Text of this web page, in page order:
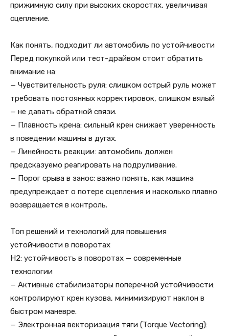
прижимную силу при высоких скоростях, увеличивая
сцепление.
Как понять, подходит ли автомобиль по устойчивости
Перед покупкой или тест-драйвом стоит обратить
внимание на:
— Чувствительность руля: слишком острый руль может
требовать постоянных корректировок, слишком вялый
— не давать обратной связи.
— Плавность крена: сильный крен снижает уверенность
в поведении машины в дугах.
— Линейность реакции: автомобиль должен
предсказуемо реагировать на подруливание.
— Порог срыва в занос: важно понять, как машина
предупреждает о потере сцепления и насколько плавно
возвращается в контроль.
Топ решений и технологий для повышения
устойчивости в поворотах
H2: устойчивость в поворотах — современные
технологии
— Активные стабилизаторы поперечной устойчивости:
контролируют крен кузова, минимизируют наклон в
быстром маневре.
— Электронная векторизация тяги (Torque Vectoring):